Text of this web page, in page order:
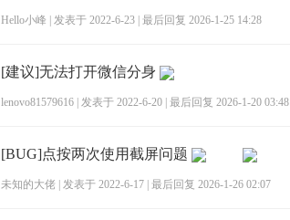
Hello小峰 发表于 2022-6-23 最后回复 2026-1-25 14:28
[建议]无法打开微信分身
lenovo81579616 发表于 2022-6-20 最后回复 2026-1-20 03:48
[BUG]点按两次使用截屏问题
未知的大佬 发表于 2022-6-17 最后回复 2026-1-26 02:07